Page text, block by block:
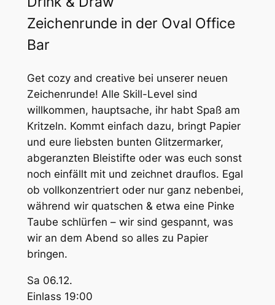
Zeichenrunde in der Oval Office
Bar
Get cozy and creative bei unserer neuen
Zeichenrunde! Alle Skill-Level sind
willkommen, hauptsache, ihr habt Spaß am
Kritzeln. Kommt einfach dazu, bringt Papier
und eure liebsten bunten Glitzermarker,
abgeranzten Bleistifte oder was euch sonst
noch einfällt mit und zeichnet drauflos. Egal
ob vollkonzentriert oder nur ganz nebenbei,
während wir quatschen & etwa eine Pinke
Taube schlürfen – wir sind gespannt, was
wir an dem Abend so alles zu Papier
bringen.
Sa 06.12.
Einlass 19:00